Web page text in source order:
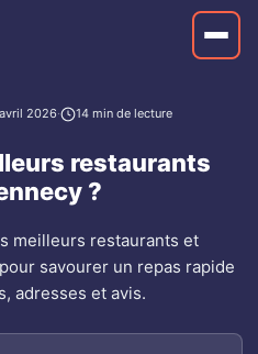
2026· 14 min de lecture
restaurants
?
meilleurs restaurants et
savourer un repas rapide
adresses et avis.